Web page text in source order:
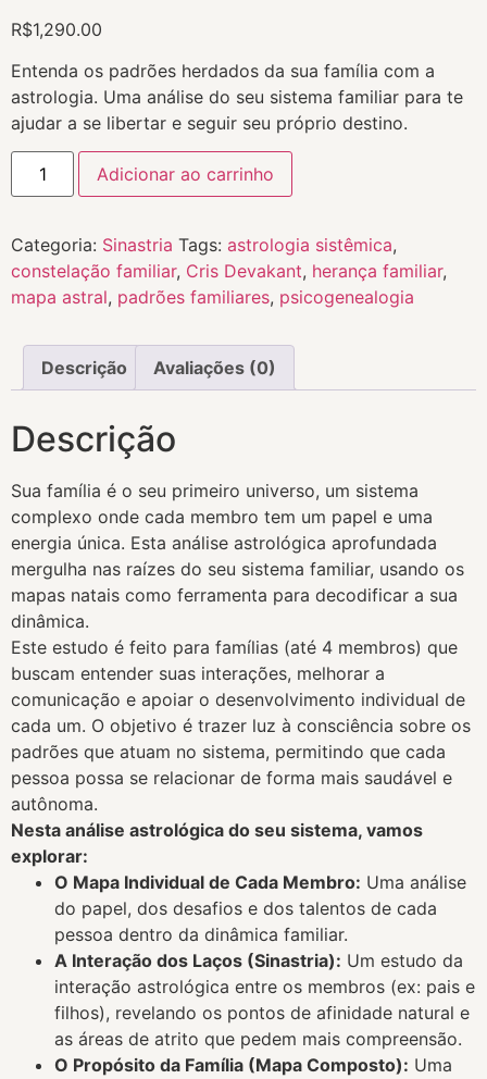
R$1,290.00
Entenda os padrões herdados da sua família com a
astrologia. Uma análise do seu sistema familiar para te
ajudar a se libertar e seguir seu próprio destino.
Adicionar ao carrinho
Categoria: Sinastria Tags: astrologia sistêmica,
constelação familiar, Cris Devakant, herança familiar,
mapa astral, padrões familiares, psicogenealogia
Descrição Avaliações (0)
Descrição
Sua família é o seu primeiro universo, um sistema
complexo onde cada membro tem um papel e uma
energia única. Esta análise astrológica aprofundada
mergulha nas raízes do seu sistema familiar, usando os
mapas natais como ferramenta para decodificar a sua
dinâmica.
Este estudo é feito para famílias (até 4 membros) que
buscam entender suas interações, melhorar a
comunicação e apoiar o desenvolvimento individual de
cada um. O objetivo é trazer luz à consciência sobre os
padrões que atuam no sistema, permitindo que cada
pessoa possa se relacionar de forma mais saudável e
autônoma.
Nesta análise astrológica do seu sistema, vamos
explorar:
O Mapa Individual de Cada Membro: Uma análise
do papel, dos desafios e dos talentos de cada
pessoa dentro da dinâmica familiar.
A Interação dos Laços (Sinastria): Um estudo da
interação astrológica entre os membros (ex: pais e
filhos), revelando os pontos de afinidade natural e
as áreas de atrito que pedem mais compreensão.
O Propósito da Família (Mapa Composto): Uma